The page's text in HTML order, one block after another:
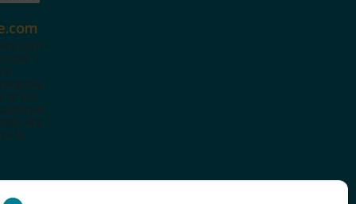
e
te con
alla
le